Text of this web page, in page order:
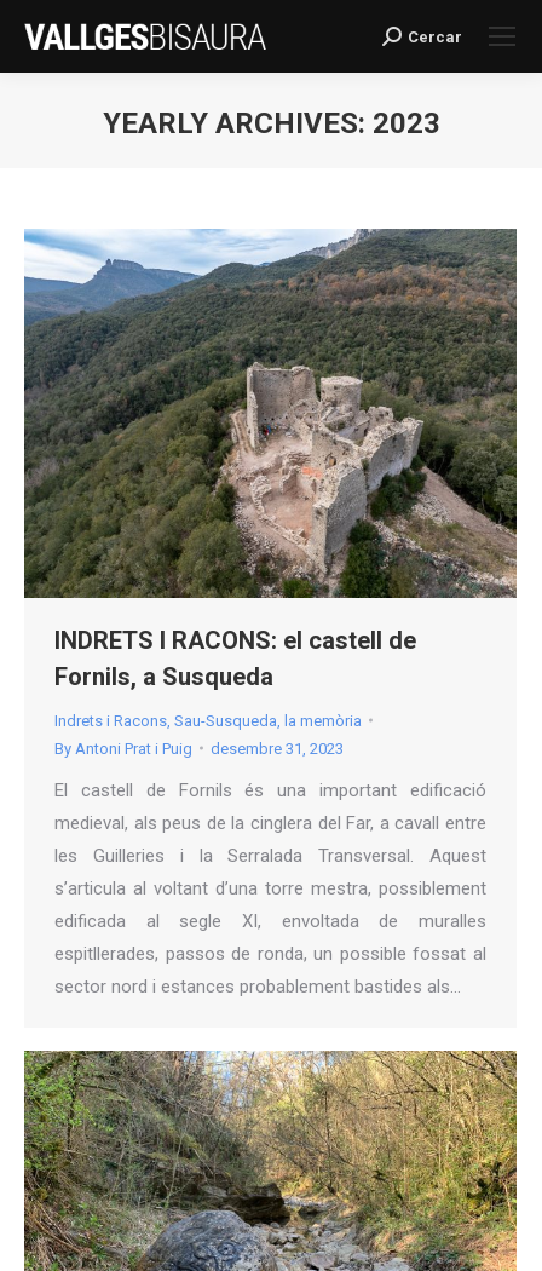
Search:
Cercar
YEARLY ARCHIVES: 2023
INDRETS I RACONS: el castell de
Fornils, a Susqueda
Indrets i Racons Sau-Susqueda, la memòria
By Antoni Prat i Puig desembre 31, 2023
El castell de Fornils és una important edificació
medieval, als peus de la cinglera del Far, a cavall entre
les Guilleries i la Serralada Transversal. Aquest
s’articula al voltant d’una torre mestra, possiblement
edificada al segle XI, envoltada de muralles
espitllerades, passos de ronda, un possible fossat al
sector nord i estances probablement bastides als…